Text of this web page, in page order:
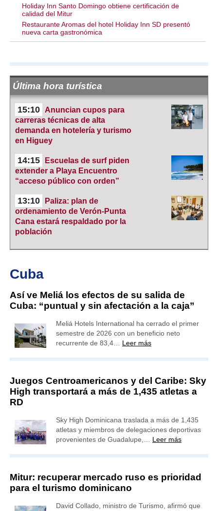
Holiday Inn Santo Domingo obtiene certificación de
calidad del Mitur
Restaurante Aromas del hotel Holiday Inn SD presentó
nueva carta gastronómica
Última hora turística
15:10
Anuncian cupos para
carreras técnicas de alta
demanda en hotelería y turismo
en Higuey
14:15
Escuelas de surf piden
extender a Playa Encuentro
“acceso público con orden”
13:10
Paliza: plan de
ordenamiento de Verón-Punta
Cana estará respaldado por la
población
Cuba
Así ve Meliá los efectos de su salida de
Cuba: “puntual y sin afectación a la caja”
Meliá Hotels International ha cerrado el primer
semestre de 2026 con un beneficio neto
recurrente de 83,4… Leer más
Juegos Centroamericanos y del Caribe: Sky
High transportará a más de 1,435 atletas a
RD
Sky High Dominicana traslada a más de 1,435
atletas y miembros de delegaciones deportivas
provenientes de Guadalupe,… Leer más
Mitur: recuperar mercado ruso es prioridad
para el turismo dominicano
David Collado, ministro de Turismo, afirmó que